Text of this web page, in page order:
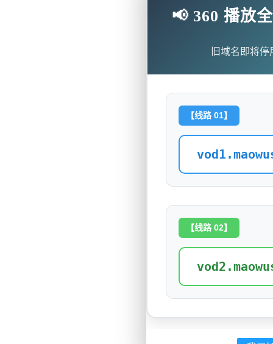
📢 360 播放
旧域名即将
【线路 01】
【线路 02】